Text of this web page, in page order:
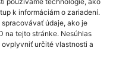
k informáciám o zariadení.
údaje, ako je
na tejto stránke. Nesúhlas
určité vlastnosti a
európskeho
MSP,EIC
plug-in